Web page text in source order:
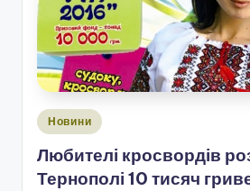
Опубліковано
Новини
Любителі кросвордів
Тернополі 10 тисяч